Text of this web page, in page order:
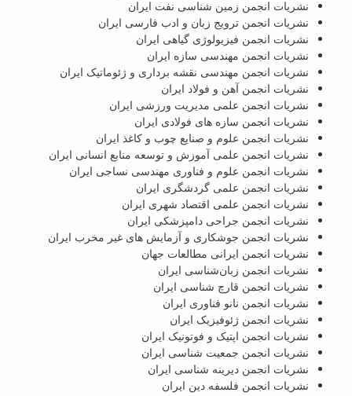
نشریات انجمن زمین شناسی نفت ایران
نشریات انجمن ترویج زبان و ادب فارسی ایران
نشریات انجمن فیزیولوژی گیاهی ایران
نشریات انجمن مهندسی سازه ایران
نشریات انجمن مهندسی نقشه برداری و ژئوماتیک ایران
نشریات انجمن آهن و فولاد ایران
نشریات انجمن علمی مدیریت ورزشی ایران
نشریات انجمن سازه های فولادی ایران
نشریات انجمن علوم و صنایع چوب و کاغذ ایران
نشریات انجمن علمی آموزش و توسعه منابع انسانی ایران
نشریات انجمن علوم و فناوری مهندسی نساجی ایران
نشریات انجمن علمی گردشگری ایران
نشریات انجمن علمی اقتصاد شهری ایران
نشریات انجمن جراحی دامپزشکی ایران
نشریات انجمن جوشکاری و آزمایش های غیر مخرب ایران
نشریات انجمن ایرانی مطالعات جهان
نشریات انجمن زبان‌شناسی ایران
نشریات انجمن قارچ شناسی ایران
نشریات انجمن نانو فناوری ایران
نشریات انجمن ژئوفیزیک ایران
نشریات انجمن اپتیک و فوتونیک ایران
نشریات انجمن جمعیت شناسی ایران
نشریات انجمن دیرینه شناسی ایران
نشریات انجمن فلسفه دین ایران